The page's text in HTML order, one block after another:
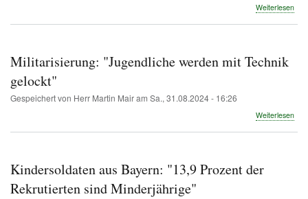
Weiterlesen
Militarisierung: "Jugendliche werden mit Technik
gelockt"
Gespeichert von Herr Martin Mairam Sa., 31.08.2024 - 16:26
Weiterlesen
Kindersoldaten aus Bayern: "13,9 Prozent der
Rekrutierten sind Minderjährige"